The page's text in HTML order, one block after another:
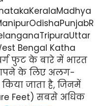
Bengal Katha
फुट के बारे में भारत
के लिए अलग-
जाता है, जिनमें
Feet) सबसे अधिक